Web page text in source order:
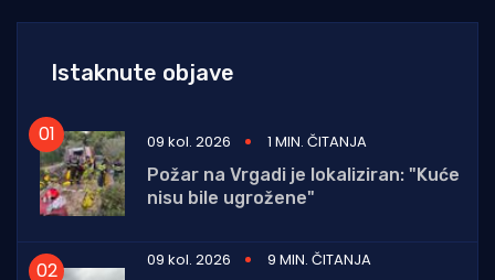
Istaknute objave
09 kol. 2026
1 MIN. ČITANJA
Požar na Vrgadi je lokaliziran: "Kuće
nisu bile ugrožene"
09 kol. 2026
9 MIN. ČITANJA